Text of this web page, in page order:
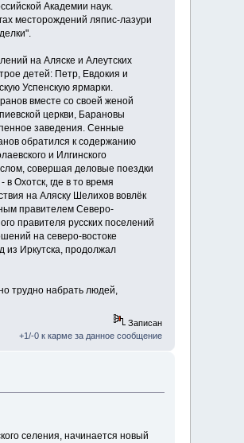
Академии наук.
месторождений ляпис-лазури
на Аляске и Алеутских
детей: Петр, Евдокия и
Успенскую ярмарки.
вместе со своей женой
церкви, Барановы
заве­дения. Сенные
обратился к содержа­нию
и Илгинского
совершая деловые поездки
Охотск, где в то время
на Аляску Шелихов вовлёк
правителем Северо-
правителя русских поселений
на северо-востоке
из Иркутска, продолжал
трудно набрать людей,
Записан
+1/-0 к карме за данное сообщение
селения, начинается новый